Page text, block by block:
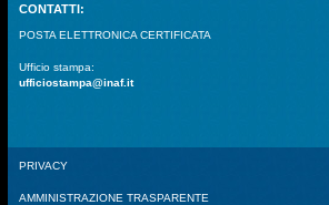
CONTATTI:
POSTA ELETTRONICA CERTIFICATA
Ufficio stampa:
ufficiostampa@inaf.it
PRIVACY
AMMINISTRAZIONE TRASPARENTE